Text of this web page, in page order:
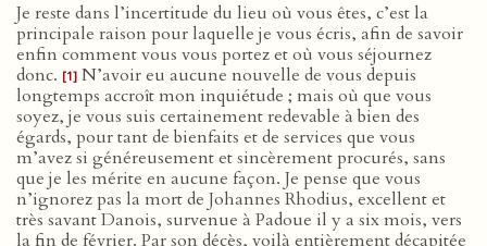
Je reste dans l’incertitude du lieu où vous êtes, c’est la
principale raison pour laquelle je vous écris, afin de savoir
enfin comment vous vous portez et où vous séjournez
donc. [1] N’avoir eu aucune nouvelle de vous depuis
longtemps accroît mon inquiétude ; mais où que vous
soyez, je vous suis certainement redevable à bien des
égards, pour tant de bienfaits et de services que vous
m’avez si généreusement et sincèrement procurés, sans
que je les mérite en aucune façon. Je pense que vous
n’ignorez pas la mort de Johannes Rhodius, excellent et
très savant Danois, survenue à Padoue il y a six mois, vers
la fin de février. Par son décès, voilà entièrement décapitée